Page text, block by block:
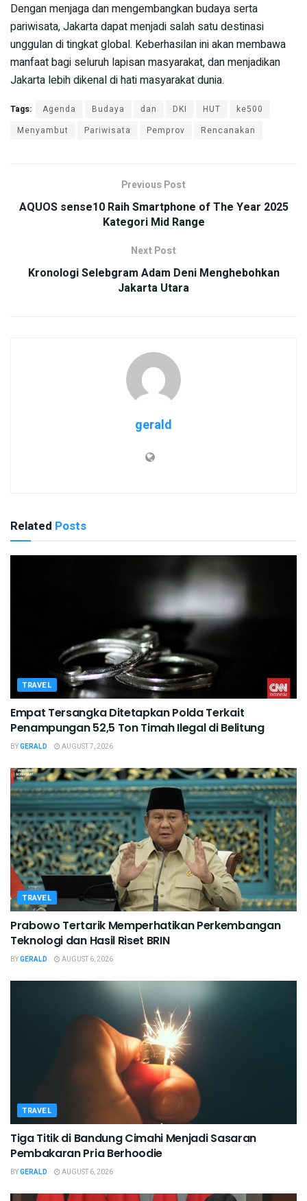
Dengan menjaga dan mengembangkan budaya serta
pariwisata, Jakarta dapat menjadi salah satu destinasi
unggulan di tingkat global. Keberhasilan ini akan membawa
manfaat bagi seluruh lapisan masyarakat, dan menjadikan
Jakarta lebih dikenal di hati masyarakat dunia.
Tags: Agenda Budaya dan DKI HUT
ke500
Menyambut
Pariwisata Pemprov Rencanakan
Previous Post
AQUOS sense10 Raih Smartphone of The Year 2025
Kategori Mid Range
Next Post
Kronologi Selebgram Adam Deni Menghebohkan
Jakarta Utara
gerald
Related Posts
TRAVEL
Empat Tersangka Ditetapkan Polda Terkait
Penampungan 52,5 Ton Timah Ilegal di Belitung
BYGERALD AUGUST 7, 2026
TRAVEL
Prabowo Tertarik Memperhatikan Perkembangan
Teknologi dan Hasil Riset BRIN
BYGERALD AUGUST 6, 2026
TRAVEL
Tiga Titik di Bandung Cimahi Menjadi Sasaran
Pembakaran Pria Berhoodie
BYGERALD AUGUST 6, 2026